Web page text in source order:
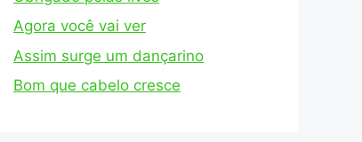
Agora você vai ver
Assim surge um dançarino
Bom que cabelo cresce